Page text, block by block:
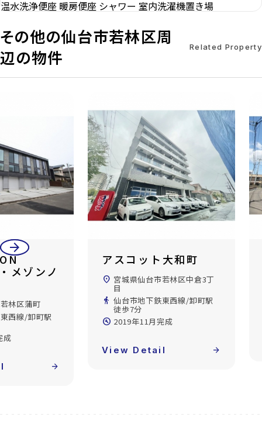
温水洗浄便座 暖房便座 シャワー 室内洗濯機置き場
その他の仙台市若林区周
辺の物件
Related Property
arrow_back
arrow_forward
メゾンノ
林区蒲町
西線/卸町駅
成
arrow_forward
アスコット大和町
location_on 宮城県仙台市若林区中倉3丁
目
directions_walk 仙台市地下鉄東西線/卸町駅
徒歩7分
build_circle 2019年11月完成
View Detail arrow_forward